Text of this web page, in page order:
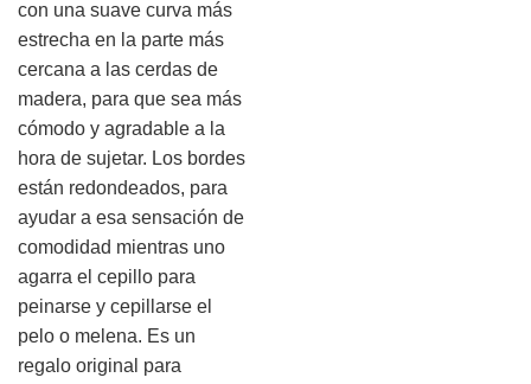
con una suave curva más
estrecha en la parte más
cercana a las cerdas de
madera, para que sea más
cómodo y agradable a la
hora de sujetar. Los bordes
están redondeados, para
ayudar a esa sensación de
comodidad mientras uno
agarra el cepillo para
peinarse y cepillarse el
pelo o melena. Es un
regalo original para